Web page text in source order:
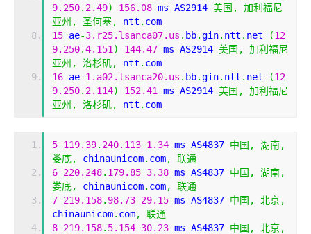
9.250. 2.49) 156.08 ms AS2914 美国,
加利福尼
亚州,
圣何塞, ntt . com
15 ae-3.r25.lsanca07.us . bb.gin. ntt . net (12
9.250.4.151 ) 144.47 ms AS2914 美国,
加利福尼
亚州,
洛杉矶, ntt . com
16 ae-1.a02.lsanca20.us . bb.gin. ntt . net (12
9.250. 2.114) 152.41 ms AS2914 美国,
加利福尼
亚州,
洛杉矶, ntt . com
5 119.39. 240.113 1.34 ms AS4837 中国,
湖南,
娄底,
chinaunicom. com,
联通
6 220.248. 179.85 3.38 ms AS4837 中国,
湖南,
娄底,
chinaunicom. com,
联通
7 219.158. 98.73 29.15 ms AS4837 中国,
北京,
chinaunicom. com,
联通
8 219.158. 5.154 30.23 ms AS4837 中国,
北京,